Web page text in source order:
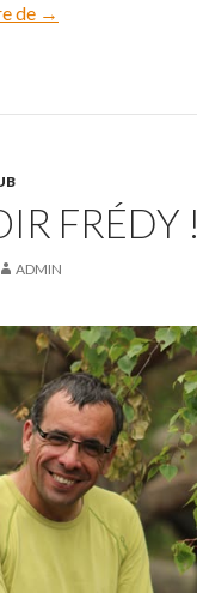
de A vos agendas
→
FRÉDY !
ADMIN